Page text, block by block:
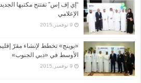
“إي إف إس” تفتتح مكتبها
الإعلامي
9 نوفمبر,2015
«بوينج» تخطط لإنشاء مقرّ
الأوسط في «دبي الجنوب»
9 نوفمبر,2015